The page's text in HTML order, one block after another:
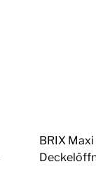
BRIX Maxi